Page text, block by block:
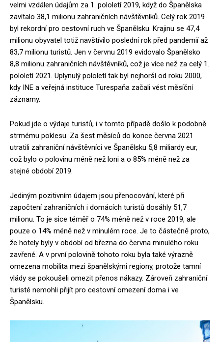
velmi vzdálen údajům za 1. pololetí 2019, když do Španělska
zavítalo 38,1 milionu zahraničních návštěvníků. Celý rok 2019
byl rekordní pro cestovní ruch ve Španělsku. Krajinu se 47,4
milionu obyvatel totiž navštívilo poslední rok před pandemií až
83,7 milionu turistů. Jen v červnu 2019 evidovalo Španělsko
8,8 milionu zahraničních návštěvníků, což je více než za celý 1.
pololetí 2021. Uplynulý pololetí tak byl nejhorší od roku 2000,
kdy INE a veřejná instituce Turespaňa začali vést měsíční
záznamy.
Pokud jde o výdaje turistů, i v tomto případě došlo k podobně
strmému poklesu. Za šest měsíců do konce června 2021
utratili zahraniční návštěvníci ve Španělsku 5,8 miliardy eur,
což bylo o polovinu méně než loni a o 85% méně než za
stejné období 2019.
Jediným pozitivním údajem jsou přenocování, které při
započtení zahraničních i domácích turistů dosáhly 51,7
milionu. To je sice téměř o 74% méně než v roce 2019, ale
pouze o 14% méně než v minulém roce. Je to částečně proto,
že hotely byly v období od března do června minulého roku
zavřené. A v první polovině tohoto roku byla také výrazně
omezena mobilita mezi španělskými regiony, protože tamní
vlády se pokoušeli omezit přenos nákazy. Zároveň zahraniční
turisté nemohli přijít pro cestovní omezení doma i ve
Španělsku.